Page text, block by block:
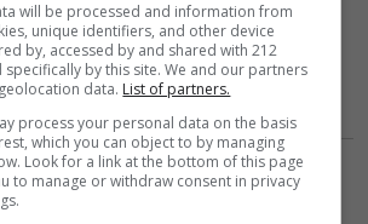
επιθετικά από την φύση τους;
will be processed and information from
unique identifiers, and other device
by, accessed by and shared with 212
by this site. We and our partners
data. List of partners.
process your personal data on the basis
which you can object to by managing
Look for a link at the bottom of this page
to manage or withdraw consent in privacy